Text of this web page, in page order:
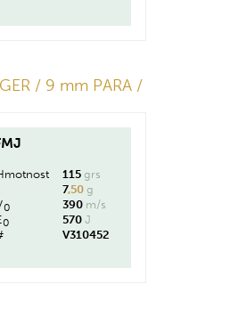
/ 9 mm PARA /
115 grs
7,50 g
0 390 m/s
0 570 J
V310452